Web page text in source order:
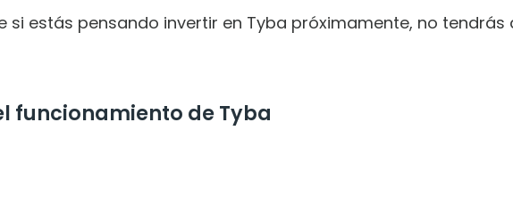
si estás pensando invertir en Tyba próximamente, no
funcionamiento de Tyba